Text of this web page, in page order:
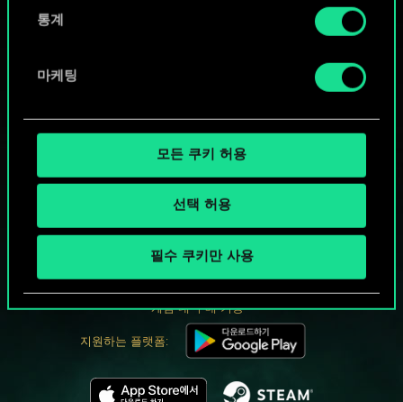
통계
마케팅
모든 쿠키 허용
선택 허용
필수 쿠키만 사용
궨트 한 판 어떠신가요?
PC에서 무료 플레이
게임 내 구매 기능
지원하는 플랫폼: